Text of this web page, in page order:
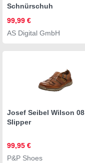
Schnürschuh
99,99 €
AS Digital GmbH
Josef Seibel Wilson 08
Slipper
99,95 €
P&P Shoes